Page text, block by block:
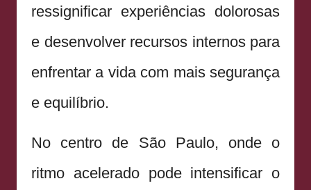
ressignificar experiências dolorosas
e desenvolver recursos internos para
enfrentar a vida com mais segurança
e equilíbrio.
No centro de São Paulo, onde o
ritmo acelerado pode intensificar o